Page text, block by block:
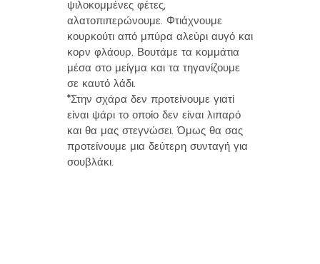
ψιλοκομμένες φέτες,
αλατοπιπερώνουμε. Φτιάχνουμε
κουρκούτι από μπύρα αλεύρι αυγό και
κορν φλάουρ. Βουτάμε τα κομμάτια
μέσα στο μείγμα και τα τηγανίζουμε
σε καυτό λάδι.
*Στην σχάρα δεν προτείνουμε γιατί
είναι ψάρι το οποίο δεν είναι λιπαρό
και θα μας στεγνώσει. Όμως θα σας
προτείνουμε μια δεύτερη συνταγή για
σουβλάκι.